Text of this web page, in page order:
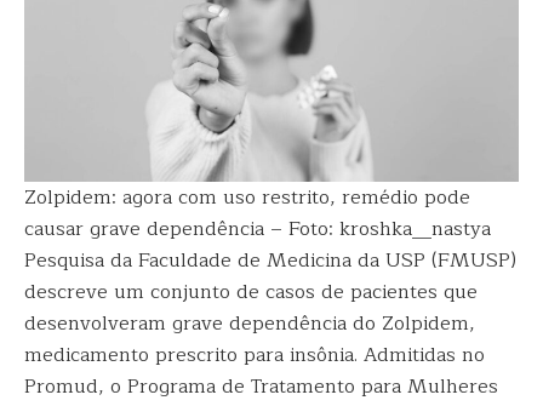
Zolpidem: agora com uso restrito, remédio pode
causar grave dependência – Foto: kroshka__nastya
Pesquisa da Faculdade de Medicina da USP (FMUSP)
descreve um conjunto de casos de pacientes que
desenvolveram grave dependência do Zolpidem,
medicamento prescrito para insônia. Admitidas no
Promud, o Programa de Tratamento para Mulheres